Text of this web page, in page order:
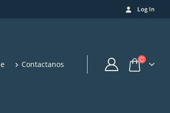
Log In
Contactanos